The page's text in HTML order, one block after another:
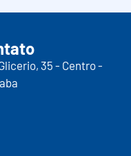
35 - Centro -